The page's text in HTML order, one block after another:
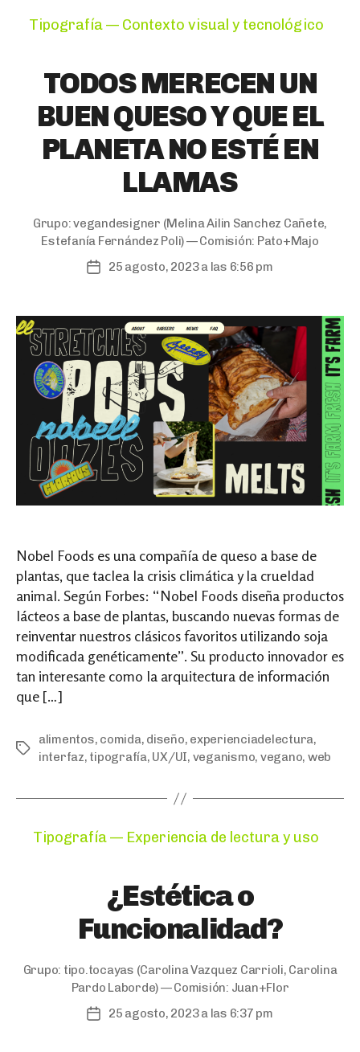
Categories
Tipografía — Contexto visual y tecnológico
TODOS MERECEN UN
BUEN QUESO Y QUE EL
PLANETA NO ESTÉ EN
LLAMAS
Grupo:vegandesigner (Melina Ailin Sanchez Cañete,
Estefanía Fernández Poli) — Comisión: Pato+Majo
Post25 agosto, 2023 a las 6:56 pm
Nobel Foods es una compañía de queso a base de
plantas, que taclea la crisis climática y la crueldad
animal. Según Forbes: “Nobel Foods diseña productos
lácteos a base de plantas, buscando nuevas formas de
reinventar nuestros clásicos favoritos utilizando soja
modificada genéticamente”. Su producto innovador es
tan interesante como la arquitectura de información
que […]
Tags
alimentos, comida, diseño, experienciadelectura,
interfaz, tipografía, UX/UI, veganismo, vegano, web
Categories
Tipografía — Experiencia de lectura y uso
¿Estética o
Funcionalidad?
Grupo: tipo.tocayas (Carolina Vazquez Carrioli, Carolina
Pardo Laborde) — Comisión: Juan+Flor
Post25 agosto, 2023 a las 6:37 pm